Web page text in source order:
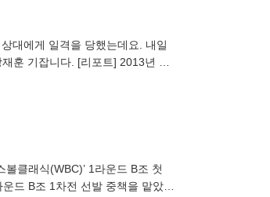
대에게 일격을 당했는데요. 내일
훈 기잡니다. [리포트] 2013년 1
클래식(WBC)’ 1라운드 B조 첫
드 B조 1차전 선발 중책을 맡았